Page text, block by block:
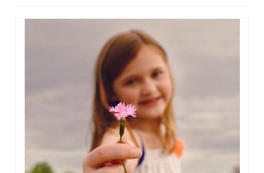
Materials Corner
Energy Storage
Movie/Book Review
#KotakAjaib Collabs (Book)
#KotakAjaib Novels